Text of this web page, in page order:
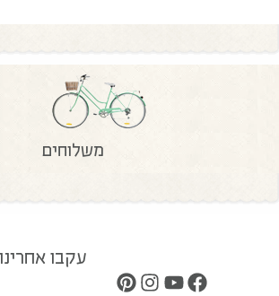
משלוחים
עקבו אחרינו